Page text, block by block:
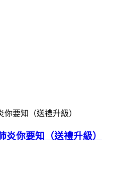
炎你要知（送禮升級）